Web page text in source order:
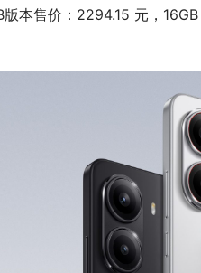
本售价：2294.15 元，